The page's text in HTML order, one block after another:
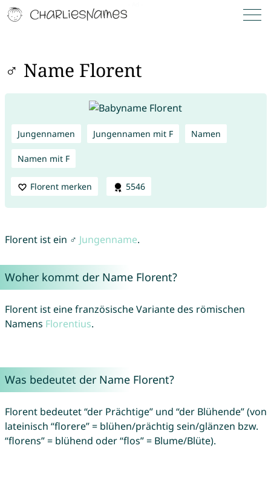
♂ Name Florent
Jungennamen Jungennamen mit F Namen
Namen mit F
Florent merken 5546
Florent ist ein ♂ Jungenname.
Woher kommt der Name Florent?
Florent ist eine französische Variante des römischen
Namens Florentius.
Was bedeutet der Name Florent?
Florent bedeutet “der Prächtige” und “der Blühende” (von
lateinisch “florere” = blühen/prächtig sein/glänzen bzw.
“florens” = blühend oder “flos” = Blume/Blüte).